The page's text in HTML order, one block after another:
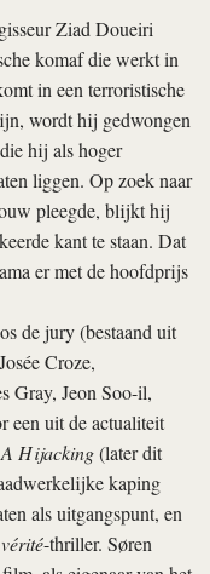
Ziad Doueiri
komaf die werkt in
in een terroristische
wordt hij gedwongen
hij als hoger
liggen. Op zoek naar
pleegde, blijkt hij
kant te staan. Dat
er met de hoofdprijs
de jury (bestaand uit
Croze,
Gray, Jeon Soo-il,
een uit de actualiteit
A Hijacking(later dit
kaping
als uitgangspunt, en
vérité-thriller. Søren